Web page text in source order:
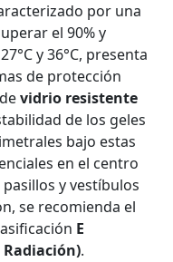
por una
el 90% y
y 36°C, presenta
de protección
vidrio resistente
de los geles
bajo estas
en el centro
y vestíbulos
se recomienda el
E
Radiación).